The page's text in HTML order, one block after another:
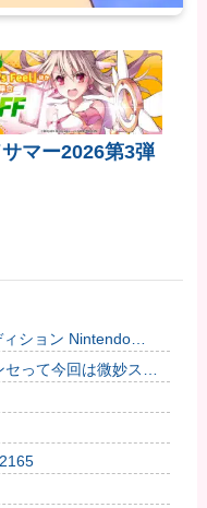
マー2026第3弾
ィション Nintendo
セって今回は微妙スキ